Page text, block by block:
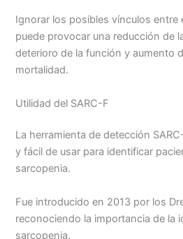
Ignorar los posibles vínculos entre
puede provocar una reducción de
deterioro de la función y aumento
mortalidad.
Utilidad del SARC-F
La herramienta de detección
y fácil de usar para identificar
sarcopenia.
Fue introducido en 2013 por los
reconociendo la importancia de la
sarcopenia.